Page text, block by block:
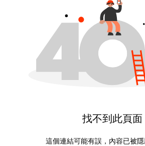
找不到此頁面
這個連結可能有誤，內容已被隱